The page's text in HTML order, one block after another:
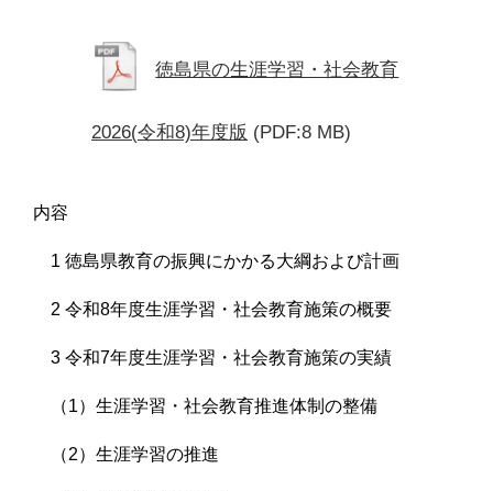
徳島県の生涯学習・社会教育
2026(令和8)年度版 (PDF:8 MB)
内容
1 徳島県教育の振興にかかる大綱および計画
2 令和8年度生涯学習・社会教育施策の概要
3 令和7年度生涯学習・社会教育施策の実績
（1）生涯学習・社会教育推進体制の整備
（2）生涯学習の推進